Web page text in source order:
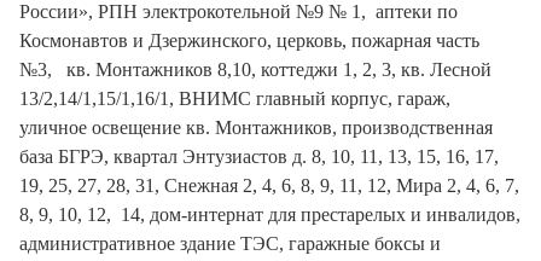
России», РПН электрокотельной №9 № 1, аптеки по
Космонавтов и Дзержинского, церковь, пожарная часть
№3, кв. Монтажников 8,10, коттеджи 1, 2, 3, кв. Лесной
13/2,14/1,15/1,16/1, ВНИМС главный корпус, гараж,
уличное освещение кв. Монтажников, производственная
база БГРЭ, квартал Энтузиастов д. 8, 10, 11, 13, 15, 16, 17,
19, 25, 27, 28, 31, Снежная 2, 4, 6, 8, 9, 11, 12, Мира 2, 4, 6, 7,
8, 9, 10, 12, 14, дом-интернат для престарелых и инвалидов,
административное здание ТЭС, гаражные боксы и